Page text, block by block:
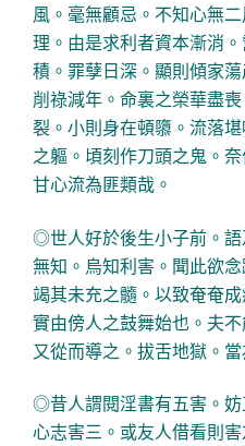
風。毫無顧忌。不知心無
理。由是求利者資本漸消
積。罪孽日深。顯則傾家
削祿減年。命裏之榮華盡
裂。小則身在頓隳。流落
之軀。頃刻作刀頭之鬼。
甘心流為匪類哉。
◎世人好於後生小子前。
無知。烏知利害。聞此欲
竭其未充之髓。以致奄奄
實由傍人之鼓舞始也。夫
又從而導之。拔舌地獄。當
◎昔人謂閱淫書有五害。
心志害三。或友人借看則